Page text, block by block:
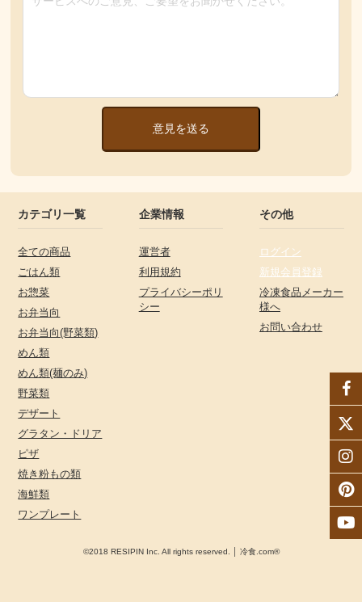
意見を送る
カテゴリ一覧
全ての商品
ごはん類
お惣菜
お弁当向
お弁当向(野菜類)
めん類
めん類(麺のみ)
野菜類
デザート
グラタン・ドリア
ピザ
焼き粉もの類
海鮮類
ワンプレート
企業情報
運営者
利用規約
プライバシーポリ
シー
その他
ログイン
新規会員登録
冷凍食品メーカー
様へ
お問い合わせ
©2018 RESIPIN Inc. All rights reserved. │ 冷食.com®